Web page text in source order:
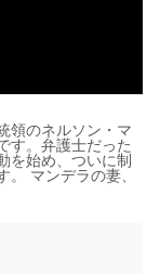
領のネルソン・マ
す。弁護士だった
を始め、ついに制
。 マンデラの妻、